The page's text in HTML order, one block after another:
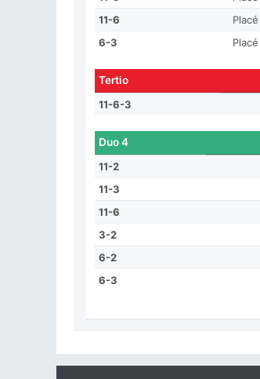
11-6
Placé
6-3
Placé
Tertio
11-6-3
Duo 4
11-2
11-3
11-6
3-2
6-2
6-3